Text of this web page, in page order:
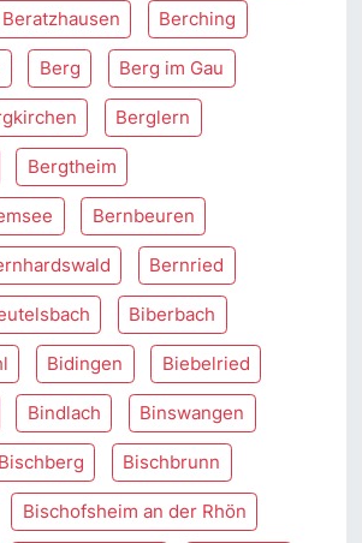
Beratzhausen Berching
Berg Berg im Gau
Berglern
Bergtheim
Bernbeuren
Bernried
Biberbach
Bidingen Biebelried
Bindlach Binswangen
Bischberg Bischbrunn
Bischofsheim an der Rhön